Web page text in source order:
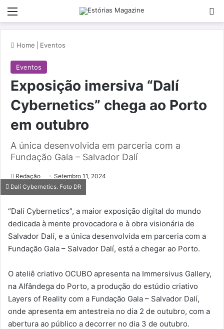
Menu
Home Eventos
Eventos
Exposição imersiva “Dalí
Cybernetics” chega ao Porto
em outubro
A única desenvolvida em parceria com a
Fundação Gala – Salvador Dalí
Redação Setembro 11, 2024
Dalí Cybernetics. Foto DR
“Dalí Cybernetics”, a maior exposição digital do mundo
dedicada à mente provocadora e à obra visionária de
Salvador Dalí, e a única desenvolvida em parceria com a
Fundação Gala – Salvador Dalí, está a chegar ao Porto.
O ateliê criativo OCUBO apresenta na Immersivus Gallery,
na Alfândega do Porto, a produção do estúdio criativo
Layers of Reality com a Fundação Gala – Salvador Dalí,
onde apresenta em antestreia no dia 2 de outubro, com a
abertura ao público a decorrer no dia 3 de outubro.